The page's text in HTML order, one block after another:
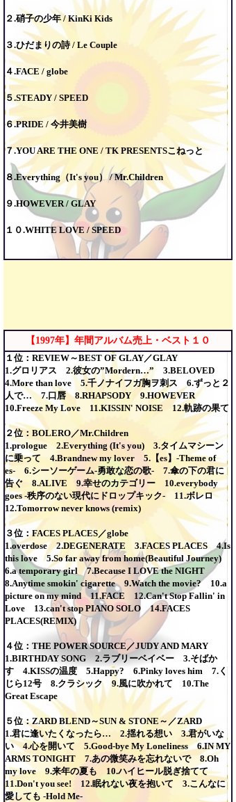
２.硝子の少年 / KinKi Kids
３.ひだまりの詩 / Le Couple
４.FACE / globe
５.STEADY / SPEED
６.PRIDE / 今井美樹
７.YOU ARE THE ONE / TK PRESENTSこねっと
８.Everything（It's you） / Mr.Children
９.HOWEVER / GLAY
１０.WHITE LOVE / SPEED
【1997年】年間アルバム売上・ベスト１０
１位：REVIEW～BEST OF GLAY／GLAY
1.グロリアス 2.彼女の”Mordern…” 3.BELOVED
4.More than love 5.千ノナイフガ胸ヲ刺ス 6.ずっと２
人で… 7.口唇 8.RHAPSODY 9.HOWEVER
10.Freeze My Love 11.KISSIN' NOISE 12.軌跡の果て
２位：BOLERO／Mr.Children
1.prologue 2.Everything (It's you) 3.タイムマシーン
に乗って 4.Brandnew my lover 5.【es】-Theme of
es- 6.シーソーゲーム-勇敢な恋の歌- 7.傘の下の君に
告ぐ 8.ALIVE 9.幸せのカテゴリー 10.everybody
goes -秩序のない現代にドロップキック- 11.ボレロ
12.Tomorrow never knows (remix)
３位：FACES PLACES／globe
1.overdose 2.DEGENERATE 3.FACES PLACES 4.Is
this love 5.So far away from home(Beautiful Journey)
6.a temporary girl 7.Because I LOVE the NIGHT
8.Anytime smokin' cigarette 9.Watch the movie? 10.a
picture on my mind 11.FACE 12.Can't Stop Fallin' in
Love 13.can't stop PIANO SOLO 14.FACES
PLACES(REMIX)
４位：THE POWER SOURCE／JUDY AND MARY
1.BIRTHDAY SONG 2.ラブリーベイベー 3.そばか
す 4.KISSの温度 5.Happy? 6.Pinky loves him 7.く
じら12号 8.クラシック 9.風に吹かれて 10.The
Great Escape
５位：ZARD BLEND～SUN & STONE～／ZARD
1.君に逢いたくなったら… 2.揺れる想い 3.君がいな
い 4.心を開いて 5.Good-bye My Loneliness 6.IN MY
ARMS TONIGHT 7.あの微笑みを忘れないで 8.Oh
my love 9.来年の夏も 10.ハイヒール脱ぎ捨てて
11.Don't you see! 12.眠れない夜を抱いて 3.こんなに
愛しても -Hold Me-